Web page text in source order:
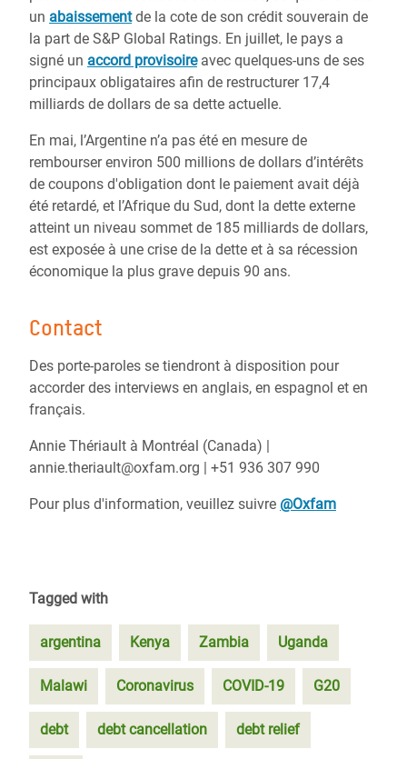
un abaissementde la cote de son crédit souverain de
la part de S&P Global Ratings. En juillet, le pays a
signé un accord provisoireavec quelques-uns de ses
principaux obligataires afin de restructurer 17,4
milliards de dollars de sa dette actuelle.
En mai, l’Argentine n’a pas été en mesure de
rembourser environ 500 millions de dollars d’intérêts
de coupons d'obligation dont le paiement avait déjà
été retardé, et l’Afrique du Sud, dont la dette externe
atteint un niveau sommet de 185 milliards de dollars,
est exposée à une crise de la dette et à sa récession
économique la plus grave depuis 90 ans.
Contact
Des porte-paroles se tiendront à disposition pour
accorder des interviews en anglais, en espagnol et en
français.
Annie Thériault à Montréal (Canada) |
annie.theriault@oxfam.org | +51 936 307 990
Pour plus d'information, veuillez suivre @Oxfam
Tagged with
argentina Kenya Zambia Uganda
Malawi Coronavirus COVID-19 G20
debt debt cancellation debt relief